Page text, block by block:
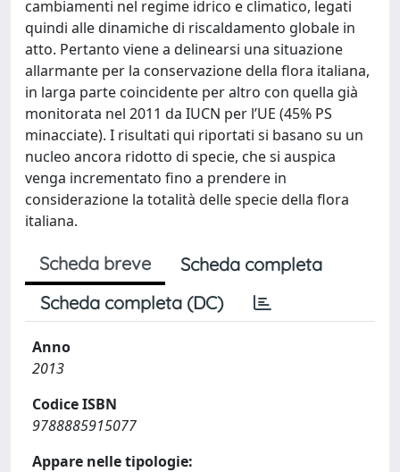
cambiamenti nel regime idrico e climatico, legati
quindi alle dinamiche di riscaldamento globale in
atto. Pertanto viene a delinearsi una situazione
allarmante per la conservazione della flora italiana,
in larga parte coincidente per altro con quella già
monitorata nel 2011 da IUCN per l’UE (45% PS
minacciate). I risultati qui riportati si basano su un
nucleo ancora ridotto di specie, che si auspica
venga incrementato fino a prendere in
considerazione la totalità delle specie della flora
italiana.
Scheda breve
Scheda completa
Scheda completa (DC)
Anno
2013
Codice ISBN
9788885915077
Appare nelle tipologie: